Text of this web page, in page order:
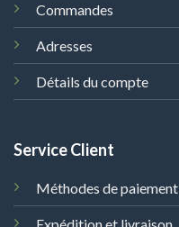
Commandes
Adresses
Détails du compte
Service Client
Méthodes de paiement